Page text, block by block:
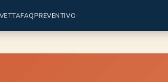
FAQPREVENTIVO